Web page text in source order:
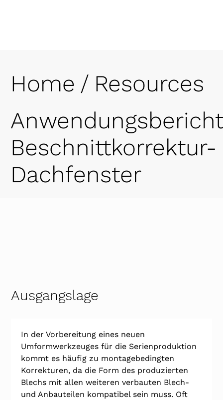
Home / Resources
Beschnittkorrektur-
Dachfenster
Ausgangslage
In der Vorbereitung eines neuen
Umformwerkzeuges für die Serienproduktion
kommt es häufig zu montagebedingten
Korrekturen, da die Form des produzierten
Blechs mit allen weiteren verbauten Blech-
und Anbauteilen kompatibel sein muss. Oft